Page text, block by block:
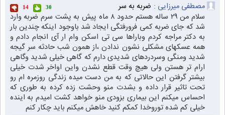
مصطفی میرزایی : ضربه به سر 30
14
سلام من ۲۹ ساله هستم حدود ۸ ماه پیش به پشت سرم ضربه وارد
شد که جای ضربه کمی فرورفتگی ایجاد شد باوجود اینکه چندین بار
به دکتر مراجه کردم وباراها سی تی اسکن وام ار آی انجام دادم و
همه عسکهای مشکلی نشون ندادن ،از همون شب حادثه سر گیجه
شدید ومنگی وسردردهای شدیدی دارم که گاهی خیلی شدید وگاهی
ارام تر هستن ولی هیچ وقت قطع نشدن واین اواخر شدت خیلی
بیشتر گرفتن این حالاتی که به من دست میده زندگی روزمره ام رو
تحت تاثیر قرار داده و بشدت منو وحشت زده کرده به طوری که
احساس میکنم این بیماری بزودی منو خواهد کشت امیدم به اینده
خیلی کم شده توروخدا کمکم کنید خاهش میکنم باید چکار کنم